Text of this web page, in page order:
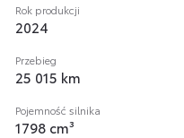
Rok produkcji
2024
Przebieg
25 015 km
Pojemność silnika
1798 cm³